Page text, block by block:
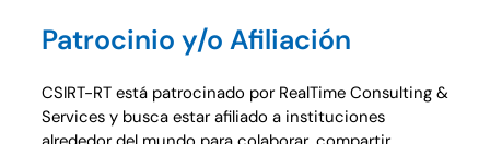
Patrocinio y/o Afiliación
CSIRT-RT está patrocinado por RealTime Consulting &
Services y busca estar afiliado a instituciones